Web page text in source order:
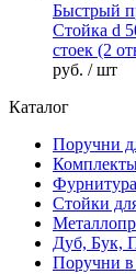
Быстрый
Стойка d
стоек (2
руб. / шт
Каталог
Поручни
Стойки
Дуб, Бук,
Поручни в